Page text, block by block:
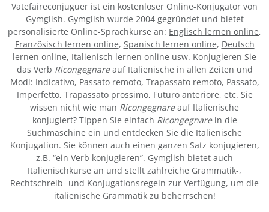
Vatefaireconjuguer ist ein kostenloser Online-Konjugator von
Gymglish. Gymglish wurde 2004 gegründet und bietet
personalisierte Online-Sprachkurse an: Englisch lernen online,
Französisch lernen online, Spanisch lernen online, Deutsch
lernen online, Italienisch lernen online usw. Konjugieren Sie
das Verb Ricongegnareauf Italienische in allen Zeiten und
Modi: Indicativo, Passato remoto, Trapassato remoto, Passato,
Imperfetto, Trapassato prossimo, Futuro anteriore, etc. Sie
wissen nicht wie man Ricongegnareauf Italienische
konjugiert? Tippen Sie einfach Ricongegnarein die
Suchmaschine ein und entdecken Sie die Italienische
Konjugation. Sie können auch einen ganzen Satz konjugieren,
z.B. “ein Verb konjugieren”. Gymglish bietet auch
Italienischkurse an und stellt zahlreiche Grammatik-,
Rechtschreib- und Konjugationsregeln zur Verfügung, um die
italienische Grammatik zu beherrschen!